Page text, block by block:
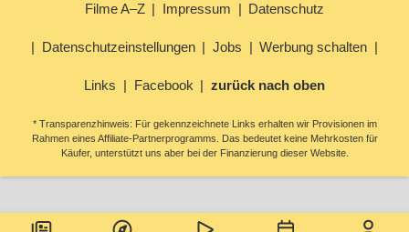
Filme A–Z Impressum Datenschutz
Datenschutzeinstellungen Jobs Werbung schalten
Links Facebook zurück nach oben
* Transparenzhinweis: Für gekennzeichnete Links erhalten wir Provisionen im
Rahmen eines Affiliate-Partnerprogramms. Das bedeutet keine Mehrkosten für
Käufer, unterstützt uns aber bei der Finanzierung dieser Website.